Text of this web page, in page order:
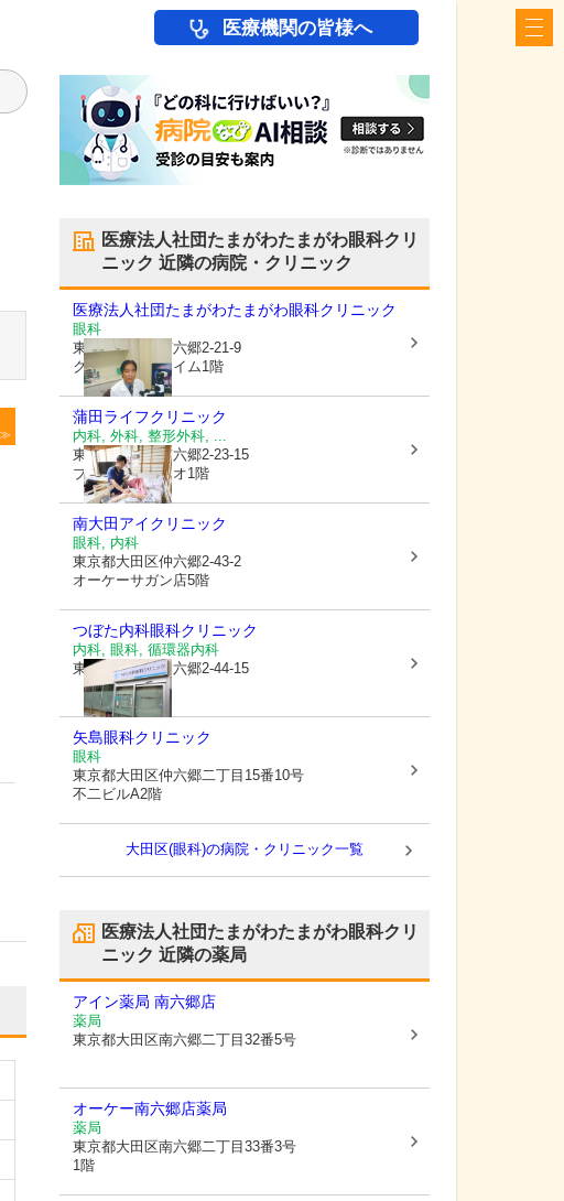
医療機関の皆様へ
医療法人社団たまがわたまがわ眼科クリ
ニック 近隣の病院・クリニック
医療法人社団たまがわたまがわ眼科クリニック
眼科
東京都大田区
南六郷2-21-9
クレッセントハイム1階
蒲田ライフクリニック
内科, 外科, 整形外科, ...
東京都大田区南六郷2-23-15
ブランドールネオ1階
南大田アイクリニック
眼科, 内科
東京都大田区仲六郷2-43-2
オーケーサガン店5階
つぼた内科眼科クリニック
内科, 眼科, 循環器内科
東京都大田区仲六郷2-44-15
矢島眼科クリニック
眼科
東京都大田区仲六郷二丁目15番10号
不二ビルA2階
大田区(眼科)の病院・クリニック一覧
医療法人社団たまがわたまがわ眼科クリ
ニック 近隣の薬局
アイン薬局 南六郷店
薬局
東京都大田区南六郷二丁目32番5号
オーケー南六郷店薬局
薬局
東京都大田区南六郷二丁目33番3号
1階